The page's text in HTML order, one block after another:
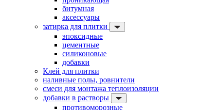
битумная
аксессуары
затирка для плитки
эпоксидные
цементные
силиконовые
добавки
Клей для плитки
наливные полы, ровнители
смеси для монтажа теплоизоляции
добавки в растворы
противоморозные